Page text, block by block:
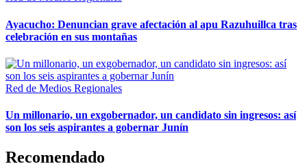
Ayacucho: Denuncian grave afectación al apu Razuhuillca tras
celebración en sus montañas
Red de Medios Regionales
Un millonario, un exgobernador, un candidato sin ingresos: así
son los seis aspirantes a gobernar Junín
Recomendado